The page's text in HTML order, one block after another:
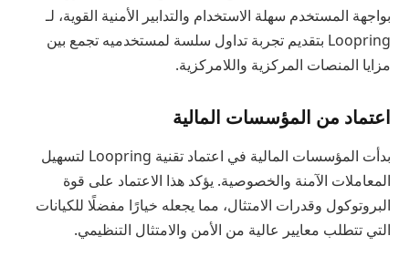
بواجهة المستخدم سهلة الاستخدام والتدابير الأمنية القوية، لـ
Loopring بتقديم تجربة تداول سلسة لمستخدميه تجمع بين
مزايا المنصات المركزية واللامركزية.
اعتماد من المؤسسات المالية
بدأت المؤسسات المالية في اعتماد تقنية Loopring لتسهيل
المعاملات الآمنة والخصوصية. يؤكد هذا الاعتماد على قوة
البروتوكول وقدرات الامتثال، مما يجعله خيارًا مفضلًا للكيانات
التي تتطلب معايير عالية من الأمن والامتثال التنظيمي.